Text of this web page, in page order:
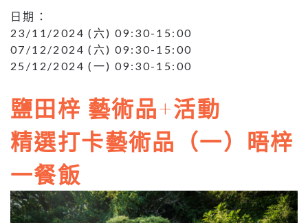
日期：
23/11/2024 (六) 09:30-15:00
07/12/2024 (六) 09:30-15:00
25/12/2024 (一) 09:30-15:00
鹽田梓 藝術品+活動
精選打卡藝術品（一）晤梓
一餐飯